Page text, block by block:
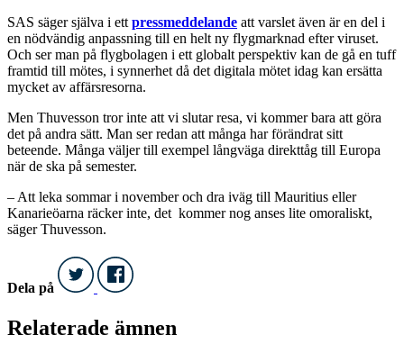
SAS säger själva i ett pressmeddelande att varslet även är en del i
en nödvändig anpassning till en helt ny flygmarknad efter viruset.
Och ser man på flygbolagen i ett globalt perspektiv kan de gå en tuff
framtid till mötes, i synnerhet då det digitala mötet idag kan ersätta
mycket av affärsresorna.
Men Thuvesson tror inte att vi slutar resa, vi kommer bara att göra
det på andra sätt. Man ser redan att många har förändrat sitt
beteende. Många väljer till exempel långväga direkttåg till Europa
när de ska på semester.
– Att leka sommar i november och dra iväg till Mauritius eller
Kanarieöarna räcker inte, det kommer nog anses lite omoraliskt,
säger Thuvesson.
Dela på
Relaterade ämnen